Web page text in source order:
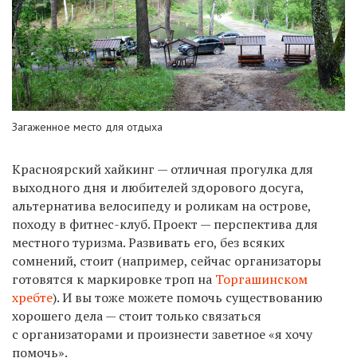
Загаженное место для отдыха
Красноярский хайкинг — отличная прогулка для
выходного дня и любителей здорового досуга,
альтернатива велосипеду и роликам на острове,
походу в фитнес-клуб. Проект — перспектива для
местного туризма. Развивать его, без всяких
сомнений, стоит (например, сейчас организаторы
готовятся к маркировке троп на Торгашинском
хребте). И вы тоже можете помочь существованию
хорошего дела — стоит только связаться
с организаторами и произнести заветное «я хочу
помочь».